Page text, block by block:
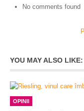
No comments found
YOU MAY ALSO LIKE:
OPINII